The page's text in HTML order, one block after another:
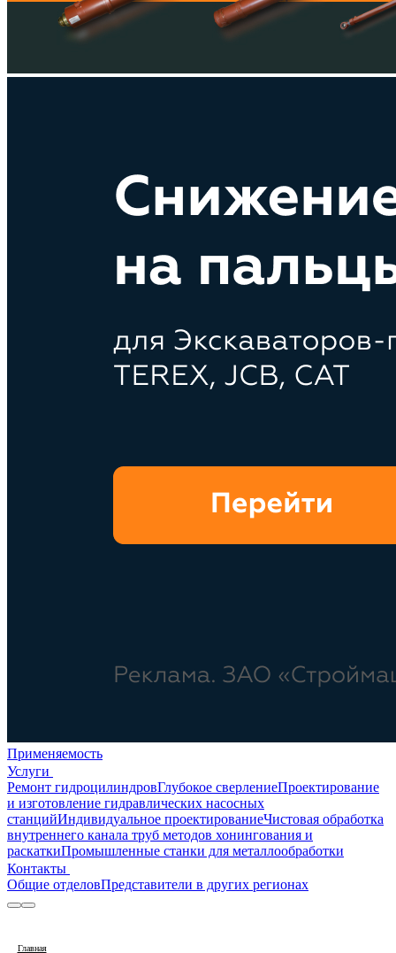
Применяемость
Услуги
Ремонт гидроцилиндровГлубокое сверлениеПроектирование
и изготовление гидравлических насосных
станцийИндивидуальное проектированиеЧистовая обработка
внутреннего канала труб методов хонингования и
раскаткиПромышленные станки для металлообработки
Контакты
Общие отделовПредставители в других регионах
Главная